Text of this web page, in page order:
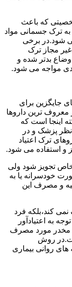
که باعث
به ترک جسمانی مواد
شود.در برخی
غیر مجاز ترک
اوضاع بدتر شده و
مواجه می شود.
جایگزین برای
ترین داروها
اینجا است که
پزشک و در
ترک اعتیاد
و استفاده می شود.
خاص تجویز شود ولی
خودسرانه یا به
و مصرف این
کند،بلکه فرد
به اعتیادآور
مخدر مورد مصرف
روش
روانی بیماری